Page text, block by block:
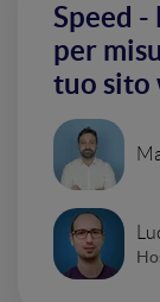
Speed
per
tuo sito